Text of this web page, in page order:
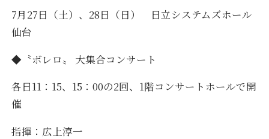
7月27日（土）、28日（日） 日立システムズホール
仙台
◆〝ボレロ〟 大集合コンサート
各日11：15、15：00の2回、1階コンサートホールで開
催
指揮：広上淳一